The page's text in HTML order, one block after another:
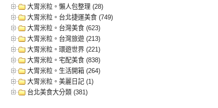
大胃米粒。懶人包整理 (28)
大胃米粒。台北捷運美食 (749)
大胃米粒。台灣美食 (623)
大胃米粒。台灣旅遊 (213)
大胃米粒。環遊世界 (221)
大胃米粒。宅配美食 (838)
大胃米粒。生活開箱 (264)
大胃米粒。美麗日記 (1)
台北美食大分類 (381)